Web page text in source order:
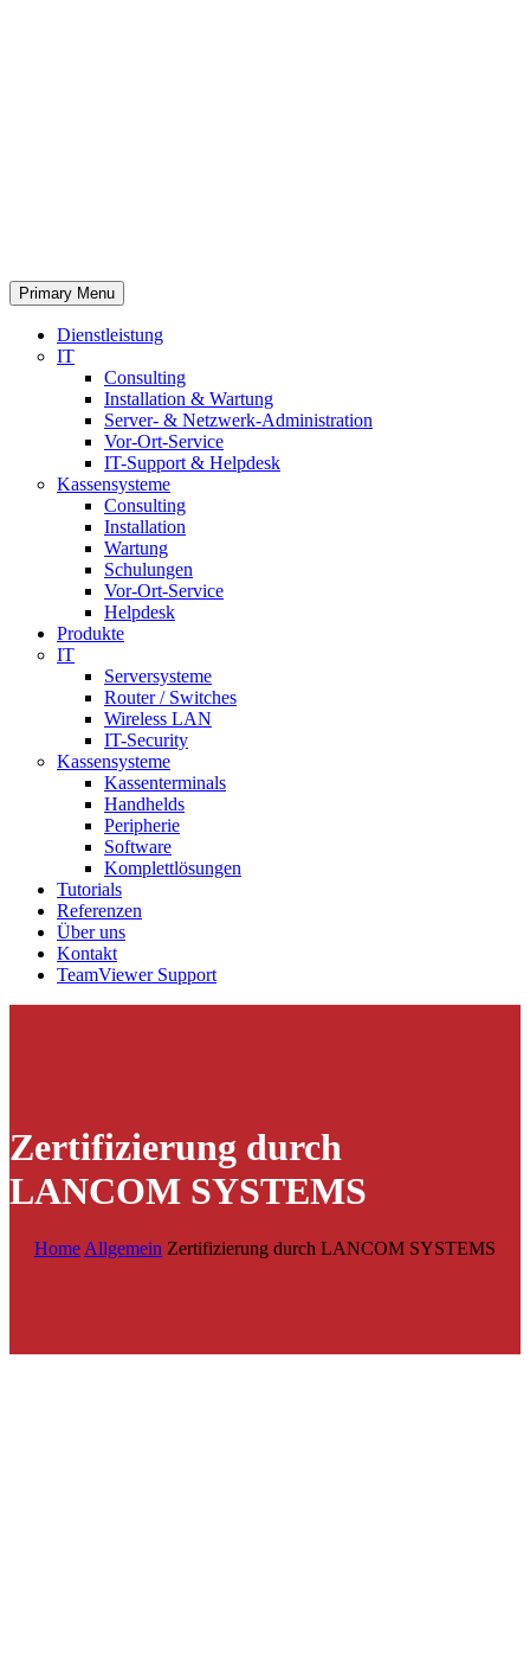
Primary Menu
Dienstleistung
IT
Consulting
Installation & Wartung
Server- & Netzwerk-Administration
Vor-Ort-Service
IT-Support & Helpdesk
Kassensysteme
Consulting
Installation
Wartung
Schulungen
Vor-Ort-Service
Helpdesk
Produkte
IT
Serversysteme
Router / Switches
Wireless LAN
IT-Security
Kassensysteme
Kassenterminals
Handhelds
Peripherie
Software
Komplettlösungen
Tutorials
Referenzen
Über uns
Kontakt
TeamViewer Support
Zertifizierung durch
LANCOM SYSTEMS
Home Allgemein Zertifizierung durch LANCOM SYSTEMS